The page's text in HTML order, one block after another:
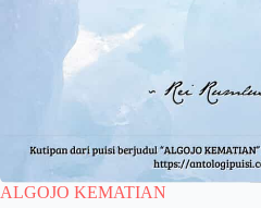
ALGOJO KEMATIAN